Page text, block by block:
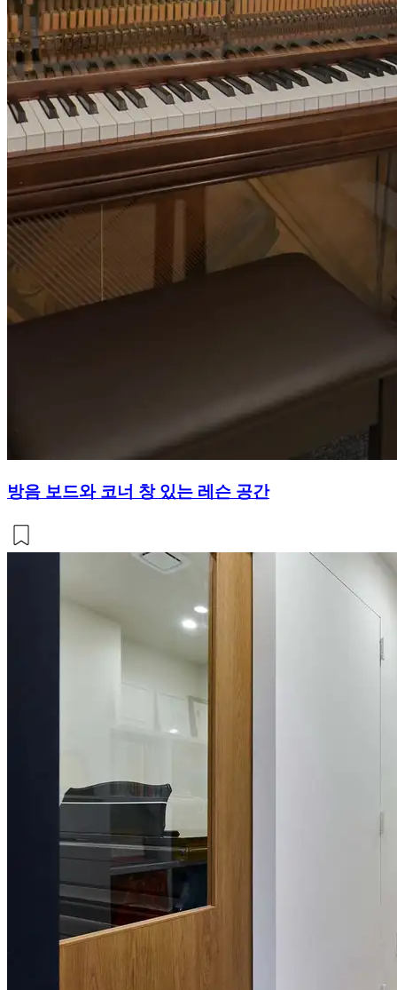
방음 보드와 코너 창 있는 레슨 공간